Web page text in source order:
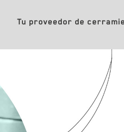
Tu proveedor de